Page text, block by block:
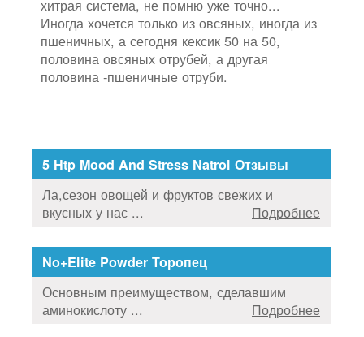
хитрая система, не помню уже точно...
Иногда хочется только из овсяных, иногда из
пшеничных, а сегодня кексик 50 на 50,
половина овсяных отрубей, а другая
половина -пшеничные отруби.
5 Htp Mood And Stress Natrol Отзывы
Ла,сезон овощей и фруктов свежих и
вкусных у нас ...
Подробнее
No+Elite Powder Торопец
Основным преимуществом, сделавшим
аминокислоту ...
Подробнее